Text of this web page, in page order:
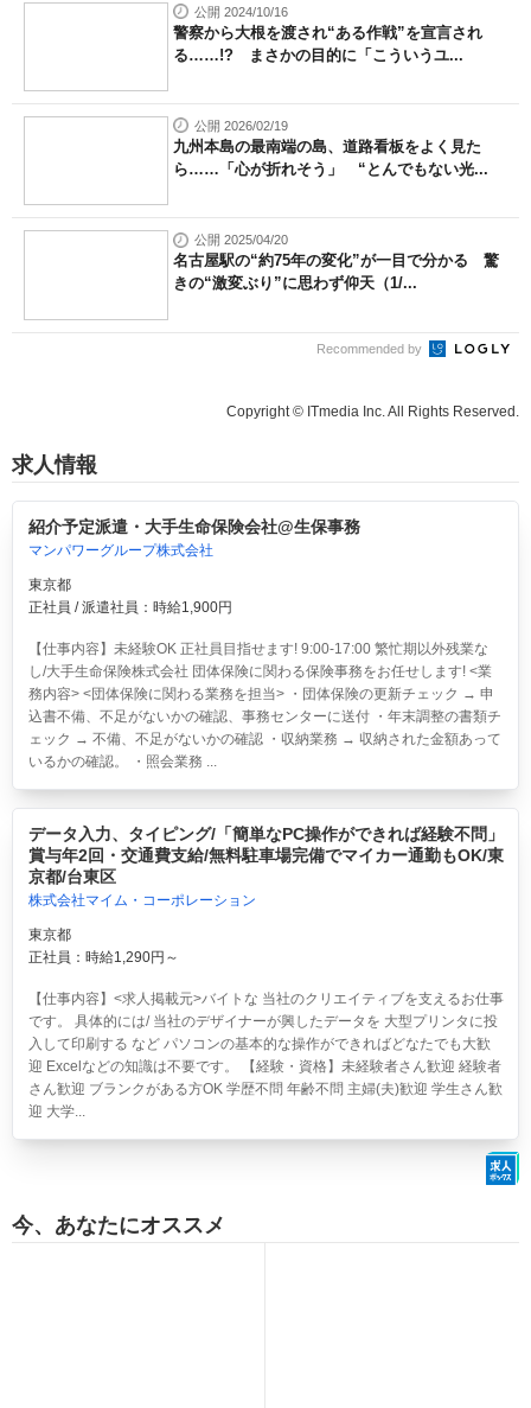
公開 2024/10/16
警察から大根を渡され“ある作戦”を宣言され
る……!? まさかの目的に「こういうユ...
公開 2026/02/19
九州本島の最南端の島、道路看板をよく見た
ら……「心が折れそう」 “とんでもない光...
公開 2025/04/20
名古屋駅の“約75年の変化”が一目で分かる 驚
きの“激変ぶり”に思わず仰天（1/...
Recommended by
Copyright © ITmedia Inc. All Rights Reserved.
求人情報
紹介予定派遣・大手生命保険会社@生保事務
マンパワーグループ株式会社
東京都
正社員 / 派遣社員：時給1,900円
【仕事内容】未経験OK 正社員目指せます! 9:00-17:00 繁忙期以外残業な
し/大手生命保険株式会社 団体保険に関わる保険事務をお任せします! <業
務内容> <団体保険に関わる業務を担当> ・団体保険の更新チェック → 申
込書不備、不足がないかの確認、事務センターに送付 ・年末調整の書類チ
ェック → 不備、不足がないかの確認 ・収納業務 → 収納された金額あって
いるかの確認。 ・照会業務 ...
データ入力、タイピング/「簡単なPC操作ができれば経験不問」
賞与年2回・交通費支給/無料駐車場完備でマイカー通勤もOK/東
京都/台東区
株式会社マイム・コーポレーション
東京都
正社員：時給1,290円～
【仕事内容】<求人掲載元>バイトな 当社のクリエイティブを支えるお仕事
です。 具体的には/ 当社のデザイナーが興したデータを 大型プリンタに投
入して印刷する など パソコンの基本的な操作ができればどなたでも大歓
迎 Excelなどの知識は不要です。 【経験・資格】未経験者さん歓迎 経験者
さん歓迎 ブランクがある方OK 学歴不問 年齢不問 主婦(夫)歓迎 学生さん歓
迎 大学...
今、あなたにオススメ